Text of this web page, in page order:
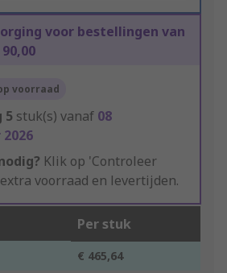
voor bestellingen van
voorraad
5 stuk(s) vanaf 08
Klik op 'Controleer
voorraad en levertijden.
Per stuk
€ 465,64